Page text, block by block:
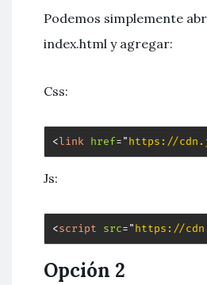
Podemos simplemente
index.html y agregar:
Css:
<link href="https://
Js:
<script src="https://
Opción 2